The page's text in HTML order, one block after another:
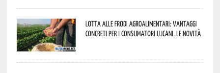
Lotta alle frodi agroalimentari: vantaggi
concreti per i consumatori lucani. Le novità